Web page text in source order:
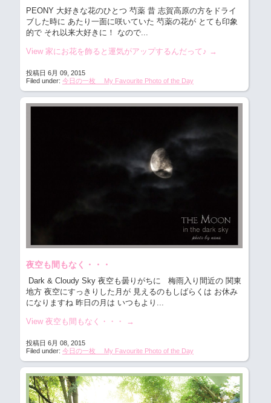
PEONY 大好きな花のひとつ 芍薬 昔 志賀高原の方をドライ
ブした時に あたり一面に咲いていた 芍薬の花が とても印象
的で それ以来大好きに！ なので...
View 家にお花を飾ると運気がアップするんだって♪ →
投稿日 6月 09, 2015
Filed under: 今日の一枚 My Favourite Photo of the Day
夜空も間もなく・・・
Dark & Cloudy Sky 夜空も曇りがちに
梅雨入り間近の 関東
地方 夜空にすっきりした月が 見えるのもしばらくは お休み
になりますね 昨日の月は いつもより...
View 夜空も間もなく・・・ →
投稿日 6月 08, 2015
Filed under: 今日の一枚 My Favourite Photo of the Day